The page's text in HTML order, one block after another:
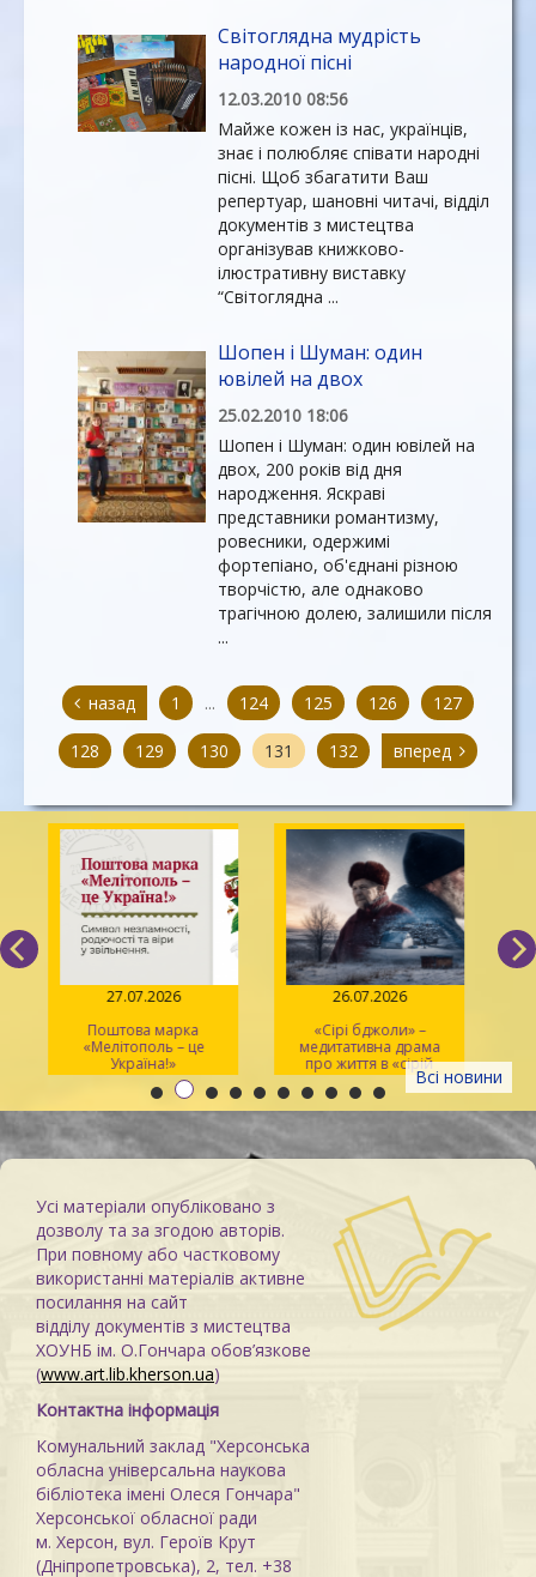
Світоглядна мудрість
народної пісні
12.03.2010 08:56
Майже кожен із нас, українців,
знає і полюбляє співати народні
пісні. Щоб збагатити Ваш
репертуар, шановні читачі, відділ
документів з мистецтва
організував книжково-
ілюстративну виставку
“Світоглядна ...
Шопен і Шуман: один
ювілей на двох
25.02.2010 18:06
Шопен і Шуман: один ювілей на
двох, 200 років від дня
народження. Яскраві
представники романтизму,
ровесники, одержимі
фортепіано, об'єднані різною
творчістю, але однаково
трагічною долею, залишили після
...
назад 1 ... 124 125 126 127
128 129 130 131 132 вперед
Всі новини
27.07.2026
Поштова марка
«Мелітополь – це
Україна!»
26.07.2026
«Сірі бджоли» –
медитативна драма
про життя в «сірій
зоні»
Усі матеріали опубліковано з
дозволу та за згодою авторів.
При повному або частковому
використанні матеріалів активне
посилання на сайт
відділу документів з мистецтва
ХОУНБ ім. О.Гончара обов’язкове
(www.art.lib.kherson.ua)
Контактна інформація
Комунальний заклад "Херсонська
обласна універсальна наукова
бібліотека імені Олеся Гончара"
Херсонської обласної ради
м. Херсон, вул. Героїв Крут
(Дніпропетровська), 2, тел. +38